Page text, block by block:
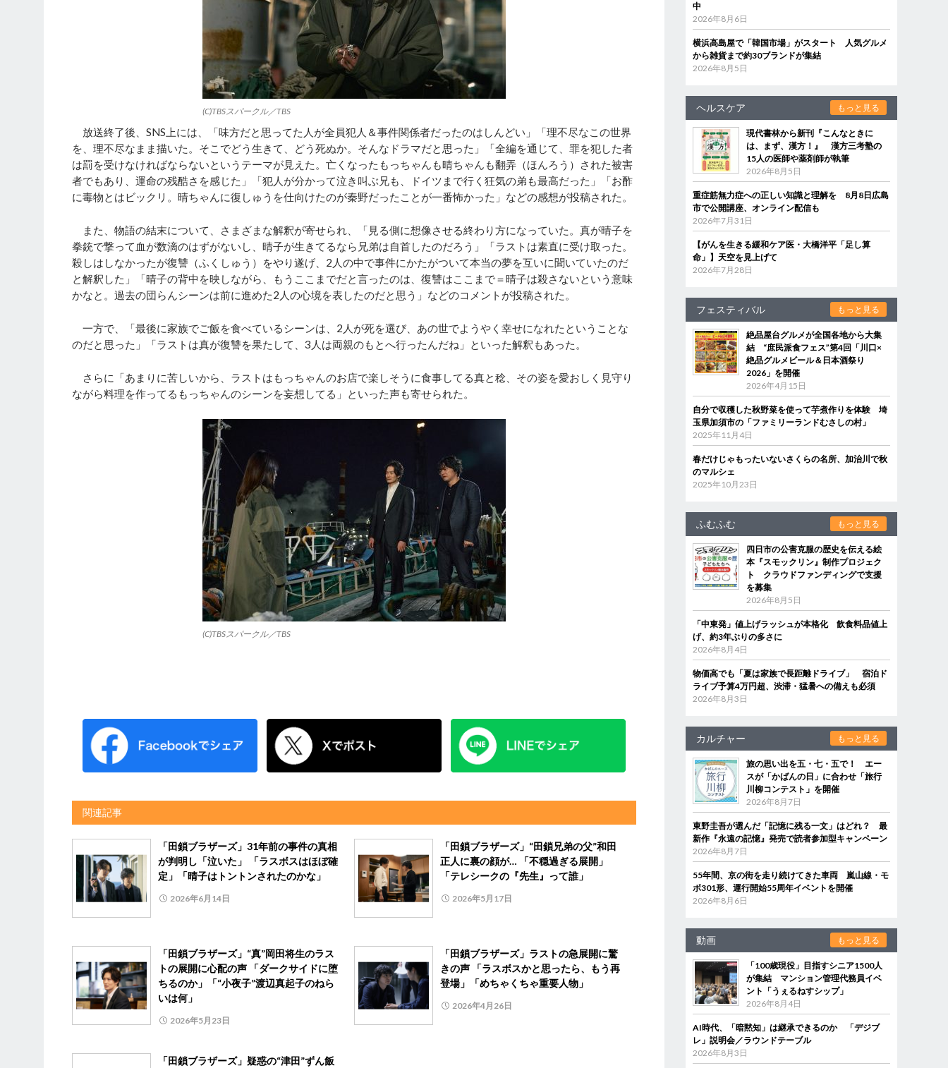
(C)TBSスパークル／TBS
放送終了後、SNS上には、「味方だと思ってた人が全員犯人＆事件関係者だったのはしんどい」「理不尽なこの世界
を、理不尽なまま描いた。そこでどう生きて、どう死ぬか。そんなドラマだと思った」「全編を通じて、罪を犯した者
は罰を受けなければならないというテーマが見えた。亡くなったもっちゃんも晴ちゃんも翻弄（ほんろう）された被害
者でもあり、運命の残酷さを感じた」「犯人が分かって泣き叫ぶ兄も、ドイツまで行く狂気の弟も最高だった」「お酢
に毒物とはビックリ。晴ちゃんに復しゅうを仕向けたのが秦野だったことが一番怖かった」などの感想が投稿された。
また、物語の結末について、さまざまな解釈が寄せられ、「見る側に想像させる終わり方になっていた。真が晴子を
拳銃で撃って血が数滴のはずがないし、晴子が生きてるなら兄弟は自首したのだろう」「ラストは素直に受け取った。
殺しはしなかったが復讐（ふくしゅう）をやり遂げ、2人の中で事件にかたがついて本当の夢を互いに聞いていたのだ
と解釈した」「晴子の背中を映しながら、もうここまでだと言ったのは、復讐はここまで＝晴子は殺さないという意味
かなと。過去の団らんシーンは前に進めた2人の心境を表したのだと思う」などのコメントが投稿された。
一方で、「最後に家族でご飯を食べているシーンは、2人が死を選び、あの世でようやく幸せになれたということな
のだと思った」「ラストは真が復讐を果たして、3人は両親のもとへ行ったんだね」といった解釈もあった。
さらに「あまりに苦しいから、ラストはもっちゃんのお店で楽しそうに食事してる真と稔、その姿を愛おしく見守り
ながら料理を作ってるもっちゃんのシーンを妄想してる」といった声も寄せられた。
(C)TBSスパークル／TBS
関連記事
「田鎖ブラザーズ」31年前の事件の真相
が判明し「泣いた」 「ラスボスはほぼ確
定」「晴子はトントンされたのかな」
2026年6月14日
「田鎖ブラザーズ」“田鎖兄弟の父”和田
正人に裏の顔が… 「不穏過ぎる展開」
「テレシークの『先生』って誰」
2026年5月17日
「田鎖ブラザーズ」“真”岡田将生のラス
トの展開に心配の声 「ダークサイドに堕
ちるのか」「“小夜子”渡辺真起子のねら
いは何」
2026年5月23日
「田鎖ブラザーズ」ラストの急展開に驚
きの声 「ラスボスかと思ったら、もう再
登場」「めちゃくちゃ重要人物」
2026年4月26日
「田鎖ブラザーズ」疑惑の“津田”ずん飯
中
2026年8月6日
横浜高島屋で「韓国市場」がスタート 人気グルメ
から雑貨まで約30ブランドが集結
2026年8月5日
ヘルスケア もっと見る
現代書林から新刊『こんなときに
は、まず、漢方！』 漢方三考塾の
15人の医師や薬剤師が執筆
2026年8月5日
重症筋無力症への正しい知識と理解を 8月8日広島
市で公開講座、オンライン配信も
2026年7月31日
【がんを生きる緩和ケア医・大橋洋平「足し算
命」】天空を見上げて
2026年7月28日
フェスティバル もっと見る
絶品屋台グルメが全国各地から大集
結 “庶民派食フェス”第4回「川口×
絶品グルメビール＆日本酒祭り
2026」を開催
2026年4月15日
自分で収穫した秋野菜を使って芋煮作りを体験 埼
玉県加須市の「ファミリーランドむさしの村」
2025年11月4日
春だけじゃもったいないさくらの名所、加治川で秋
のマルシェ
2025年10月23日
ふむふむ もっと見る
四日市の公害克服の歴史を伝える絵
本『スモックリン』制作プロジェク
ト クラウドファンディングで支援
を募集
2026年8月5日
「中東発」値上げラッシュが本格化 飲食料品値上
げ、約3年ぶりの多さに
2026年8月4日
物価高でも「夏は家族で長距離ドライブ」 宿泊ド
ライブ予算4万円超、渋滞・猛暑への備えも必須
2026年8月3日
カルチャー もっと見る
旅の思い出を五・七・五で！ エー
スが「かばんの日」に合わせ「旅行
川柳コンテスト」を開催
2026年8月7日
東野圭吾が選んだ「記憶に残る一文」はどれ？ 最
新作『永遠の記憶』発売で読者参加型キャンペーン
2026年8月7日
55年間、京の街を走り続けてきた車両 嵐山線・モ
ボ301形、運行開始55周年イベントを開催
2026年8月6日
動画 もっと見る
「100歳現役」目指すシニア1500人
が集結 マンション管理代務員イベ
ント「うぇるねすシップ」
2026年8月4日
AI時代、「暗黙知」は継承できるのか 「デジブ
レ」説明会／ラウンドテーブル
2026年8月3日